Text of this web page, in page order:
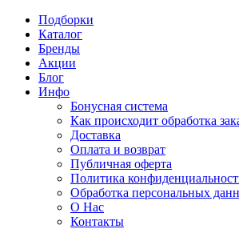
Подборки
Каталог
Бренды
Акции
Блог
Инфо
Бонусная система
Как происходит обработка
Доставка
Оплата и возврат
Публичная оферта
Политика
Обработка персональных
О Нас
Контакты